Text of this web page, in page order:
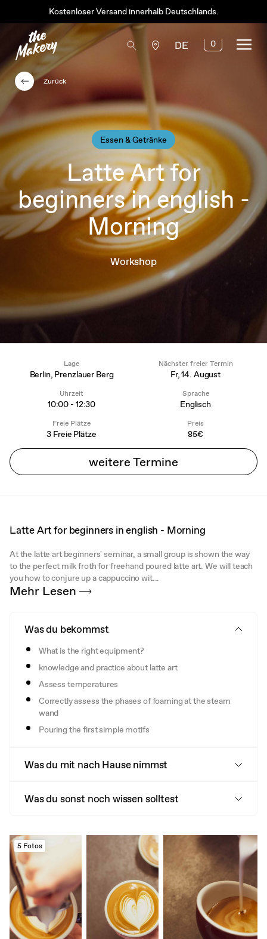
Kostenloser Versand innerhalb Deutschlands.
DE 0
Essen & Getränke
Latte Art for
beginners in english -
Morning
Workshop
Zurück
Lage
Berlin, Prenzlauer Berg
Nächster freier Termin
Fr, 14. August
Uhrzeit
10:00 - 12:30
Sprache
Englisch
Freie Plätze
3 Freie Plätze
Preis
85€
weitere Termine
Latte Art for beginners in english - Morning
At the latte art beginners' seminar, a small group is shown the way
to the perfect milk froth for freehand poured latte art. We will teach
you how to conjure up a cappuccino wit...
Mehr Lesen
Was du bekommst
What is the right equipment?
knowledge and practice about latte art
Assess temperatures
Correctly assess the phases of foaming at the steam
wand
Pouring the first simple motifs
Was du mit nach Hause nimmst
Was du sonst noch wissen solltest
5 Fotos